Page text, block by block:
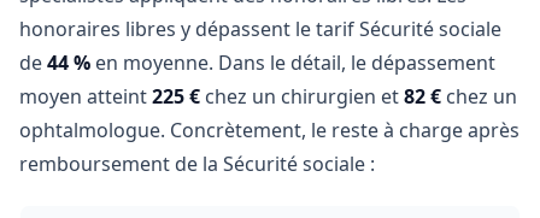
honoraires libres y dépassent le tarif Sécurité sociale
de44 % en moyenne. Dans le détail, le dépassement
moyen atteint225 € chez un chirurgien et82 € chez un
ophtalmologue. Concrètement, le reste à charge après
remboursement de la Sécurité sociale :